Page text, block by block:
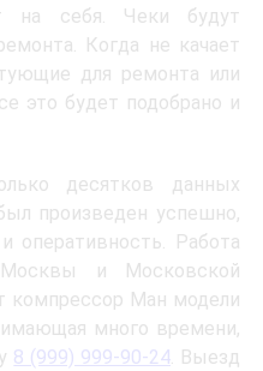
на себя. Чеки будут
Когда не качает
для ремонта или
это будет подобрано и
десятков данных
произведен успешно,
оперативность. Работа
и Московской
компрессор Ман модели
много времени,
8 (999) 999-90-24 . Выезд